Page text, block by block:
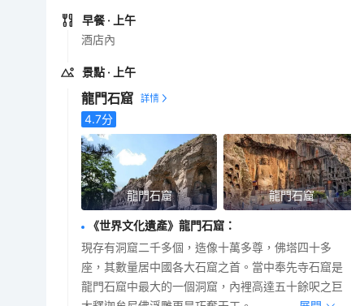
早餐 · 上午
酒店內
景點 · 上午
龍門石窟
4.7分
龍門石窟 龍門石窟
《世界文化遺產》龍門石窟 ：
現存有洞窟二千多個，造像十萬多尊，佛塔四十多
座，其數量居中國各大石窟之首。當中奉先寺石窟是
龍門石窟中最大的一個洞窟，內裡高達五十餘呎之巨